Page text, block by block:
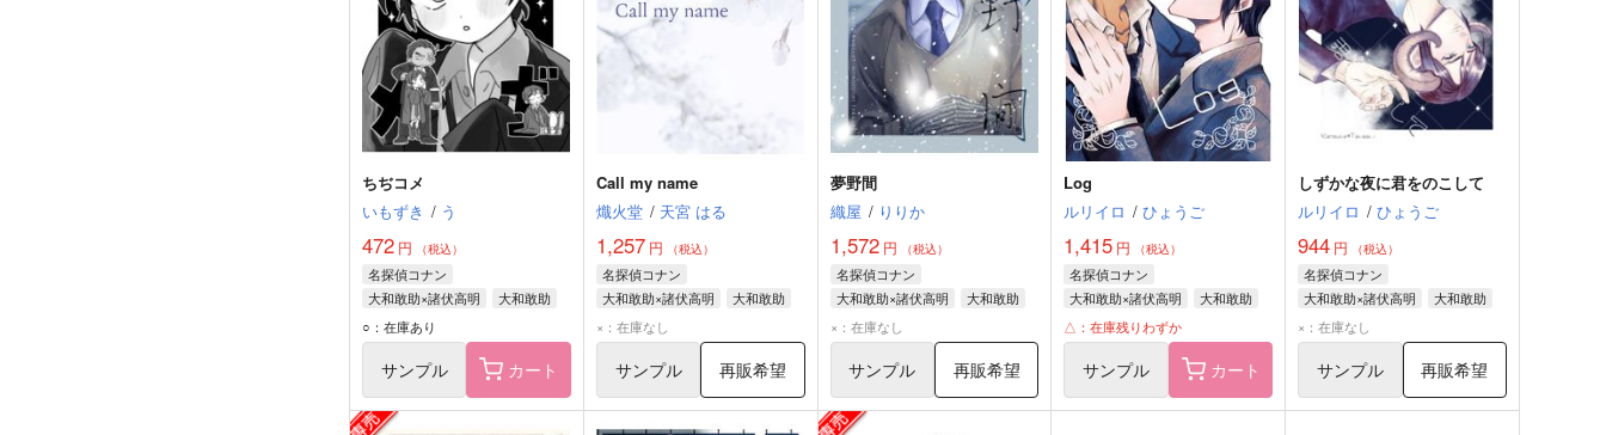
ちぢコメ
いもずき / う
472 円 （税込）
名探偵コナン
大和敢助×諸伏高明
大和敢助
諸伏高明
○：在庫あり
サンプル カート
Call my name
熾火堂 / 天宮 はる
1,257円 （税込）
名探偵コナン
大和敢助×諸伏高明
大和敢助
諸伏高明
×：在庫なし
サンプル 再販希望
夢野間
織屋 / りりか
1,572円 （税込）
名探偵コナン
大和敢助×諸伏高明
大和敢助
諸伏高明
×：在庫なし
サンプル 再販希望
Log
ルリイロ / ひょうご
1,415 円 （税込）
名探偵コナン
大和敢助×諸伏高明
大和敢助
諸伏高明
△：在庫残りわずか
サンプル カート
しずかな夜に君をのこして
ルリイロ / ひょうご
944 円 （税込）
名探偵コナン
大和敢助×諸伏高明
大和敢助
諸伏高明
×：在庫なし
サンプル 再販希望